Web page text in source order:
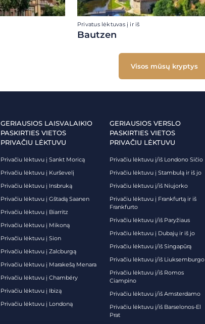
Privatus lėktuvas į ir iš
Bautzen
Visos mūsų kryptys
GERIAUSIOS LAISVALAIKIO
PASKIRTIES VIETOS
PRIVAČIU LĖKTUVU
Privačiu lėktuvu į Sankt Moricą
Privačiu lėktuvu į Kurševelį
Privačiu lėktuvu į Insbruką
Privačiu lėktuvu į Gštadą Saanen
Privačiu lėktuvu į Biarritz
Privačiu lėktuvu į Mikoną
Privačiu lėktuvu į Sion
Privačiu lėktuvu į Zalcburgą
Privačiu lėktuvu į Marakešą Menara
Privačiu lėktuvu į Chambéry
Privačiu lėktuvu į Ibizą
Privačiu lėktuvu į Londoną
GERIAUSIOS VERSLO
PASKIRTIES VIETOS
PRIVAČIU LĖKTUVU
Privačiu lėktuvu į/iš Londono Sičio
Privačiu lėktuvu į Stambulą ir iš jo
Privačiu lėktuvu į/iš Niujorko
Privačiu lėktuvu į Frankfurtą ir iš
Frankfurto
Privačiu lėktuvu į/iš Paryžiaus
Privačiu lėktuvu į Dubajų ir iš jo
Privačiu lėktuvu į/iš Singapūrą
Privačiu lėktuvu į/iš Liuksemburgo
Privačiu lėktuvu į/iš Romos
Ciampino
Privačiu lėktuvu į/iš Amsterdamo
Privačiu lėktuvu į/iš Barselonos-El
Prat